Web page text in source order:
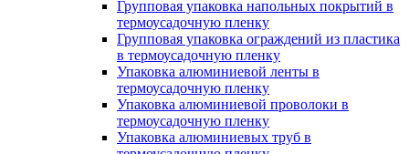
Групповая упаковка напольных покрытий в
термоусадочную пленку
Групповая упаковка ограждений из пластика
в термоусадочную пленку
Упаковка алюминиевой ленты в
термоусадочную пленку
Упаковка алюминиевой проволоки в
термоусадочную пленку
Упаковка алюминиевых труб в